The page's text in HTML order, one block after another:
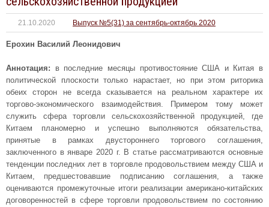
21.10.2020 Выпуск №5(31) за сентябрь-октябрь 2020
Ерохин Василий Леонидович
Аннотация: в последние месяцы противостояние США и Китая в
политической плоскости только нарастает, но при этом риторика
обеих сторон не всегда сказывается на реальном характере их
торгово-экономического взаимодействия. Примером тому может
служить сфера торговли сельскохозяйственной продукцией, где
Китаем планомерно и успешно выполняются обязательства,
принятые в рамках двустороннего торгового соглашения,
заключенного в январе 2020 г. В статье рассматриваются основные
тенденции последних лет в торговле продовольствием между США и
Китаем, предшестовавшие подписанию соглашения, а также
оцениваются промежуточные итоги реализации американо-китайских
договоренностей в сфере торговли продовольствием по состоянию